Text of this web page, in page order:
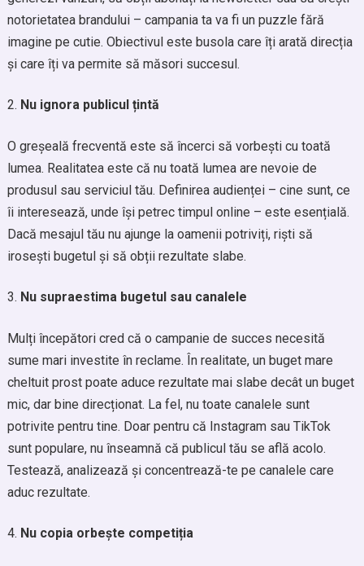
notorietatea brandului – campania ta va fi un puzzle fără
imagine pe cutie. Obiectivul este busola care îți arată direcția
și care îți va permite să măsori succesul.
Nu ignora publicul țintă
O greșeală frecventă este să încerci să vorbești cu toată
lumea. Realitatea este că nu toată lumea are nevoie de
produsul sau serviciul tău. Definirea audienței – cine sunt, ce
îi interesează, unde își petrec timpul online – este esențială.
Dacă mesajul tău nu ajunge la oamenii potriviți, riști să
irosești bugetul și să obții rezultate slabe.
Nu supraestima bugetul sau canalele
Mulți începători cred că o campanie de succes necesită
sume mari investite în reclame. În realitate, un buget mare
cheltuit prost poate aduce rezultate mai slabe decât un buget
mic, dar bine direcționat. La fel, nu toate canalele sunt
potrivite pentru tine. Doar pentru că Instagram sau TikTok
sunt populare, nu înseamnă că publicul tău se află acolo.
Testează, analizează și concentrează-te pe canalele care
aduc rezultate.
Nu copia orbește competiția